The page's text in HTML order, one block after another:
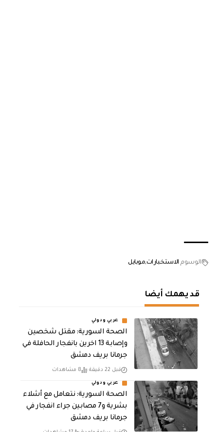
الوسوم الاستخباراتموبايل
قد يهمك أيضا
عربي ودولي
الصحة السورية: مقتل شخصين
وإصابة 13 اخرين بانفجار الحافلة في
جرمانا بريف دمشق
قبل 22 دقيقة 8 مشاهدات
عربي ودولي
الصحة السورية: نتعامل مع أشلاء
بشرية و7 مصابين جراء انفجار في
جرمانا بريف دمشق